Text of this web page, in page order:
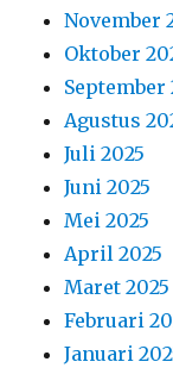
November
Oktober
September
Agustus
Juli 2025
Juni 2025
Mei 2025
April 2025
Maret 2025
Februari
Januari